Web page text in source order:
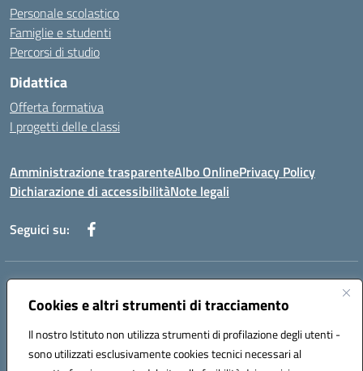
Cookies e altri strumenti di tracciamento
Il nostro Istituto non utilizza strumenti di profilazione degli utenti -
sono utilizzati esclusivamente cookies tecnici necessari al
Personale scolastico
Famiglie e studenti
Percorsi di studio
Didattica
Offerta formativa
I progetti delle classi
Amministrazione trasparenteAlbo OnlinePrivacy Policy
Dichiarazione di accessibilitàNote legali
Seguici su:
Indirizzo:
Centralino:+39 0965 78 12 60 Email:rcic841003@istruzione.it
Codice fiscale: 92034530805
Codice meccanografico:
rcic841003